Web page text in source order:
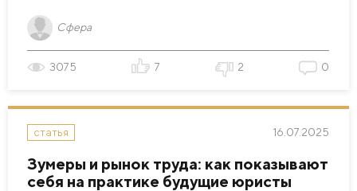
Сфера
3075 7 2 0
статья 16.07.2025
Зумеры и рынок труда: как показывают
себя на практике будущие юристы